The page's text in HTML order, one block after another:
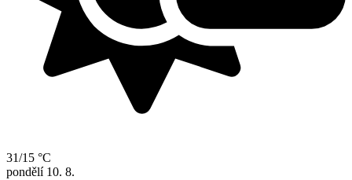
31/15 °C
pondělí 10. 8.